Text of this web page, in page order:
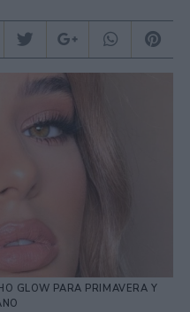
GLOW PARA PRIMAVERA Y